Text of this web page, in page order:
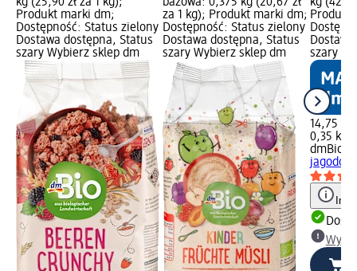
Produkt marki dm;
Dostępność: Status zielony
Dostawa dostępna, Status
szary Wybierz sklep dm
za 1 kg); Produkt marki dm;
Dostępność: Status zielony
Dostawa dostępna, Status
szary Wybierz sklep dm
Produkt
szary
14,75 zł
0,35 kg
dmBio